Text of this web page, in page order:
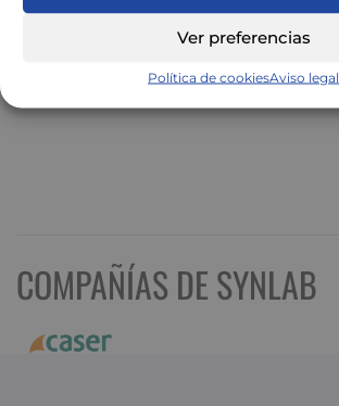
Ver preferencias
Política de cookiesAviso legal
COMPAÑÍAS DE SYNLAB